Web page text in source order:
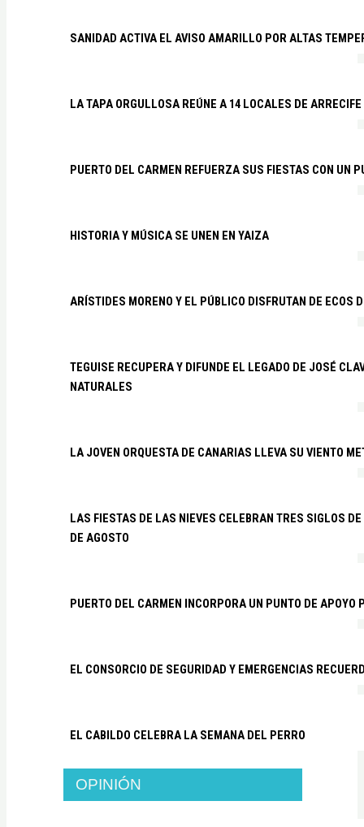
SANIDAD ACTIVA EL AVISO AMARILLO POR ALTAS
LA TAPA ORGULLOSA REÚNE A 14 LOCALES DE ARRECIFE
PUERTO DEL CARMEN REFUERZA SUS FIESTAS CON UN
HISTORIA Y MÚSICA SE UNEN EN YAIZA
ARÍSTIDES MORENO Y EL PÚBLICO DISFRUTAN DE ECOS
TEGUISE RECUPERA Y DIFUNDE EL LEGADO DE JOSÉ
NATURALES
LA JOVEN ORQUESTA DE CANARIAS LLEVA SU VIENTO
LAS FIESTAS DE LAS NIEVES CELEBRAN TRES SIGLOS
DE AGOSTO
PUERTO DEL CARMEN INCORPORA UN PUNTO DE
EL CONSORCIO DE SEGURIDAD Y EMERGENCIAS
EL CABILDO CELEBRA LA SEMANA DEL PERRO
OPINIÓN